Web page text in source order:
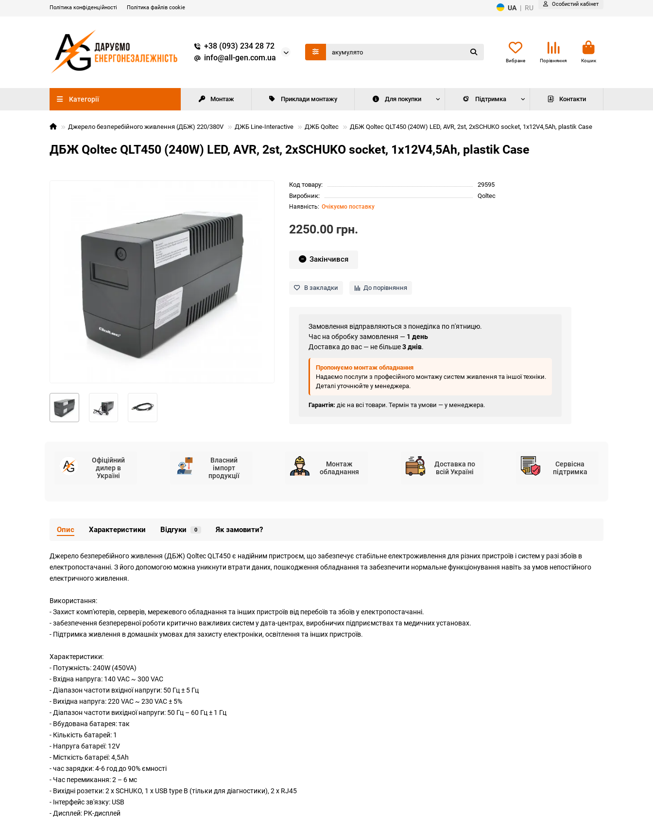
Політика конфіденційності Політика файлів cookie UA | RU Особистий кабінет
+38 (093) 234 28 72
info@all-gen.com.ua
Вибране Порівняння Кошик
Категорії Монтаж Приклади монтажу Для покупки Підтримка Контакти
Джерело безперебійного живлення (ДБЖ) 220/380V ДЖБ Line-Interactive ДЖБ Qoltec ДБЖ Qoltec QLT450 (240W) LED, AVR, 2st, 2xSCHUKO socket, 1x12V4,5Ah, plastik Case
ДБЖ Qoltec QLT450 (240W) LED, AVR, 2st, 2xSCHUKO socket, 1x12V4,5Ah, plastik Case
Код товару:
29595
Виробник:
Qoltec
Очікуємо поставку
2250.00 грн.
Закінчився
В закладки До порівняння
Замовлення відправляються з понеділка по п'ятницю.
Час на обробку замовлення — 1 день
Доставка до вас — не більше3 днів.
Пропонуємо монтаж обладнання
Надаємо послуги з професійного монтажу систем живлення та іншої техніки.
Деталі уточнюйте у менеджера.
Гарантія: діє на всі товари. Термін та умови — у менеджера.
Офіційний
дилер в
Україні
Власний
імпорт
продукції
Монтаж
обладнання
Доставка по
всій Україні
Сервісна
підтримка
Опис Характеристики Відгуки 0 Як замовити?
Джерело безперебійного живлення (ДБЖ) Qoltec QLT450 є надійним пристроєм, що забезпечує стабільне електроживлення для різних пристроїв і систем у разі збоїв в
електропостачанні. З його допомогою можна уникнути втрати даних, пошкодження обладнання та забезпечити нормальне функціонування навіть за умов непостійного
електричного живлення.
Використання:
- Захист комп'ютерів, серверів, мережевого обладнання та інших пристроїв від перебоїв та збоїв у електропостачанні.
- забезпечення безперервної роботи критично важливих систем у дата-центрах, виробничих підприємствах та медичних установах.
- Підтримка живлення в домашніх умовах для захисту електроніки, освітлення та інших пристроїв.
Характеристики:
- Потужність: 240W (450VA)
- Вхідна напруга: 140 VAC ~ 300 VAC
- Діапазон частоти вхідної напруги: 50 Гц ± 5 Гц
- Вихідна напруга: 220 VAC ~ 230 VAC ± 5%
- Діапазон частоти вихідної напруги: 50 Гц – 60 Гц ± 1 Гц
- Вбудована батарея: так
- Кількість батарей: 1
- Напруга батареї: 12V
- Місткість батареї: 4,5Ah
- час зарядки: 4-6 год до 90% ємності
- Час перемикання: 2 – 6 мс
- Вихідні розетки: 2 x SCHUKO, 1 x USB type B (тільки для діагностики), 2 x RJ45
- Інтерфейс зв'язку: USB
- Дисплей: РК-дисплей